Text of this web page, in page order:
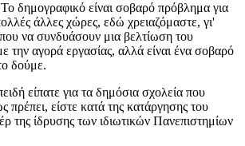
Το δημογραφικό είναι σοβαρό πρόβλημα για
άλλες χώρες, εδώ χρειαζόμαστε, γι'
που να συνδυάσουν μια βελτίωση του
την αγορά εργασίας, αλλά είναι ένα σοβαρό
δούμε.
είπατε για τα δημόσια σχολεία που
πρέπει, είστε κατά της κατάργησης του
της ίδρυσης των ιδιωτικών Πανεπιστημίων